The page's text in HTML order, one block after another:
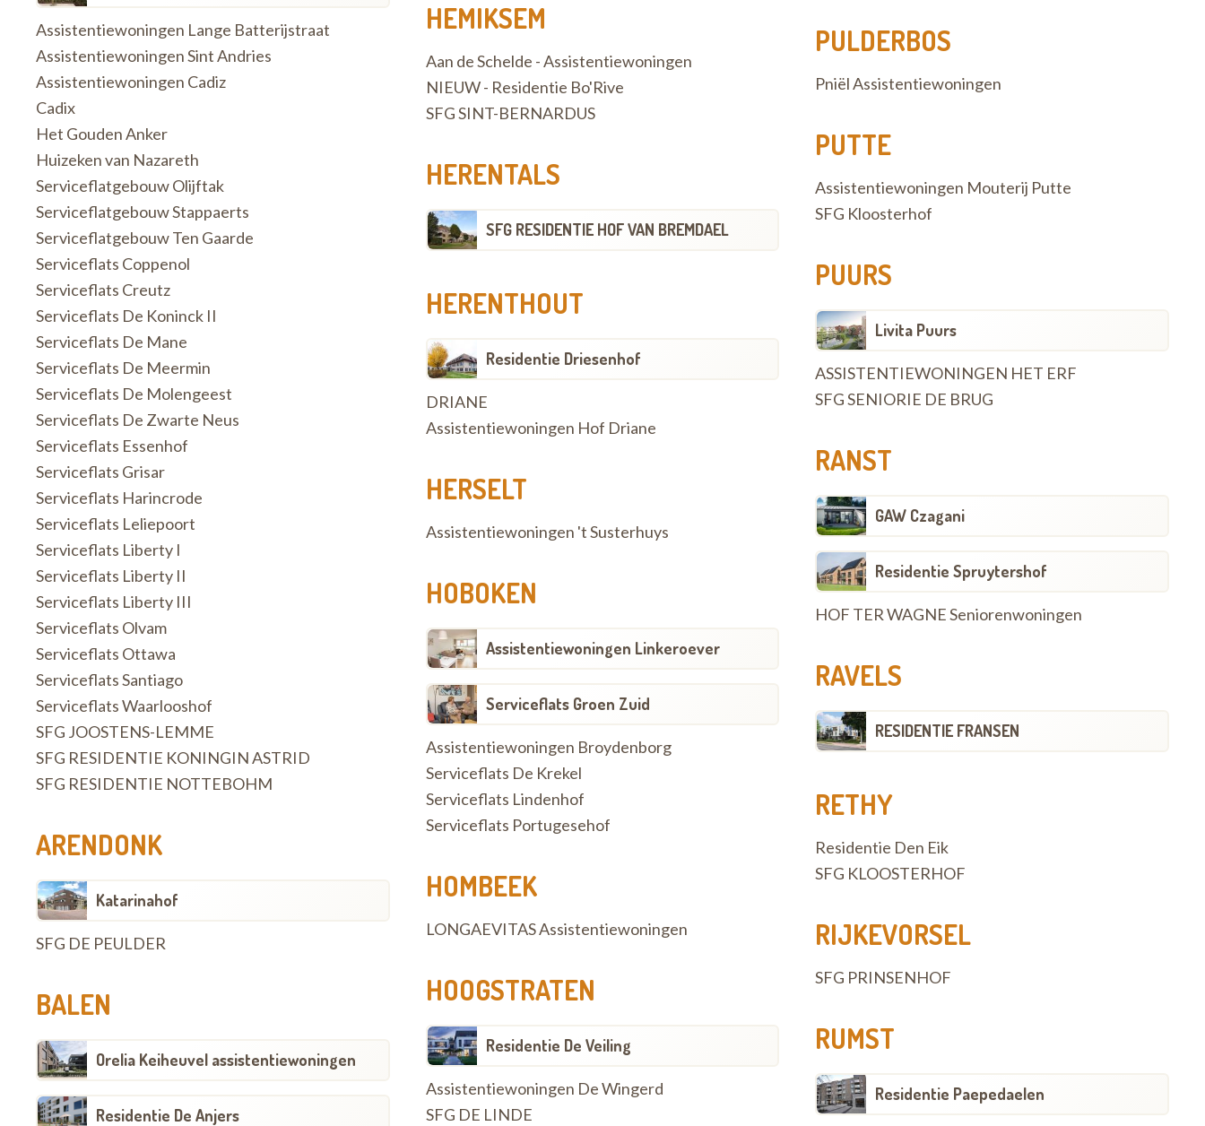
Assistentiewoningen Lange Batterijstraat
Assistentiewoningen Sint Andries
Assistentiewoningen Cadiz
Cadix
Het Gouden Anker
Huizeken van Nazareth
Serviceflatgebouw Olijftak
Serviceflatgebouw Stappaerts
Serviceflatgebouw Ten Gaarde
Serviceflats Coppenol
Serviceflats Creutz
Serviceflats De Koninck II
Serviceflats De Mane
Serviceflats De Meermin
Serviceflats De Molengeest
Serviceflats De Zwarte Neus
Serviceflats Essenhof
Serviceflats Grisar
Serviceflats Harincrode
Serviceflats Leliepoort
Serviceflats Liberty I
Serviceflats Liberty II
Serviceflats Liberty III
Serviceflats Olvam
Serviceflats Ottawa
Serviceflats Santiago
Serviceflats Waarlooshof
SFG JOOSTENS-LEMME
SFG RESIDENTIE KONINGIN ASTRID
SFG RESIDENTIE NOTTEBOHM
ARENDONK
Katarinahof
SFG DE PEULDER
BALEN
Orelia Keiheuvel assistentiewoningen
Residentie De Anjers
HEMIKSEM
Aan de Schelde - Assistentiewoningen
NIEUW - Residentie Bo'Rive
SFG SINT-BERNARDUS
HERENTALS
SFG RESIDENTIE HOF VAN BREMDAEL
HERENTHOUT
Residentie Driesenhof
DRIANE
Assistentiewoningen Hof Driane
HERSELT
Assistentiewoningen 't Susterhuys
HOBOKEN
Assistentiewoningen Linkeroever
Serviceflats Groen Zuid
Assistentiewoningen Broydenborg
Serviceflats De Krekel
Serviceflats Lindenhof
Serviceflats Portugesehof
HOMBEEK
LONGAEVITAS Assistentiewoningen
HOOGSTRATEN
Residentie De Veiling
Assistentiewoningen De Wingerd
SFG DE LINDE
PULDERBOS
Pniël Assistentiewoningen
PUTTE
Assistentiewoningen Mouterij Putte
SFG Kloosterhof
PUURS
Livita Puurs
ASSISTENTIEWONINGEN HET ERF
SFG SENIORIE DE BRUG
RANST
GAW Czagani
Residentie Spruytershof
HOF TER WAGNE Seniorenwoningen
RAVELS
RESIDENTIE FRANSEN
RETHY
Residentie Den Eik
SFG KLOOSTERHOF
RIJKEVORSEL
SFG PRINSENHOF
RUMST
Residentie Paepedaelen